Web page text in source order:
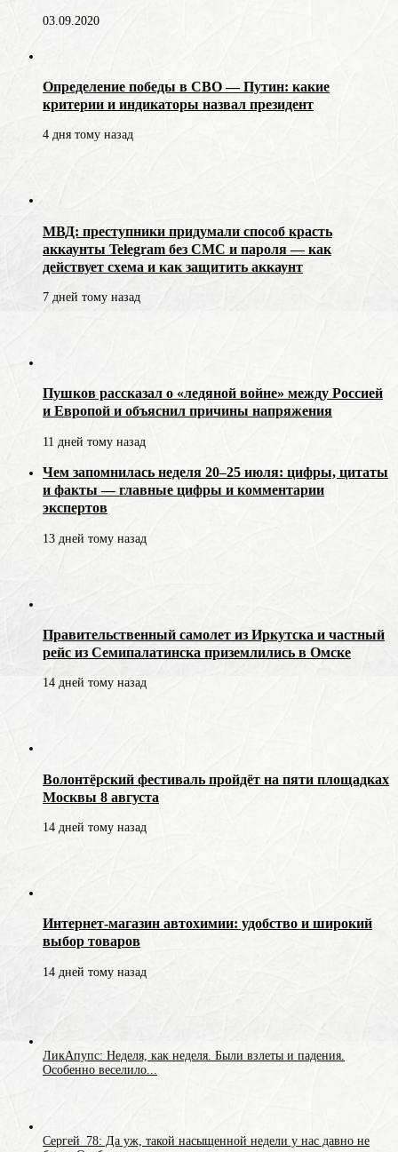
03.09.2020
Определение победы в СВО — Путин: какие
критерии и индикаторы назвал президент
4 дня тому назад
МВД: преступники придумали способ красть
аккаунты Telegram без СМС и пароля — как
действует схема и как защитить аккаунт
7 дней тому назад
Пушков рассказал о «ледяной войне» между Россией
и Европой и объяснил причины напряжения
11 дней тому назад
Чем запомнилась неделя 20–25 июля: цифры, цитаты
и факты — главные цифры и комментарии
экспертов
13 дней тому назад
Правительственный самолет из Иркутска и частный
рейс из Семипалатинска приземлились в Омске
14 дней тому назад
Волонтёрский фестиваль пройдёт на пяти площадках
Москвы 8 августа
14 дней тому назад
Интернет-магазин автохимии: удобство и широкий
выбор товаров
14 дней тому назад
ЛикАпупс: Неделя, как неделя. Были взлеты и падения.
Особенно веселило...
Сергей_78: Да уж, такой насыщенной недели у нас давно не